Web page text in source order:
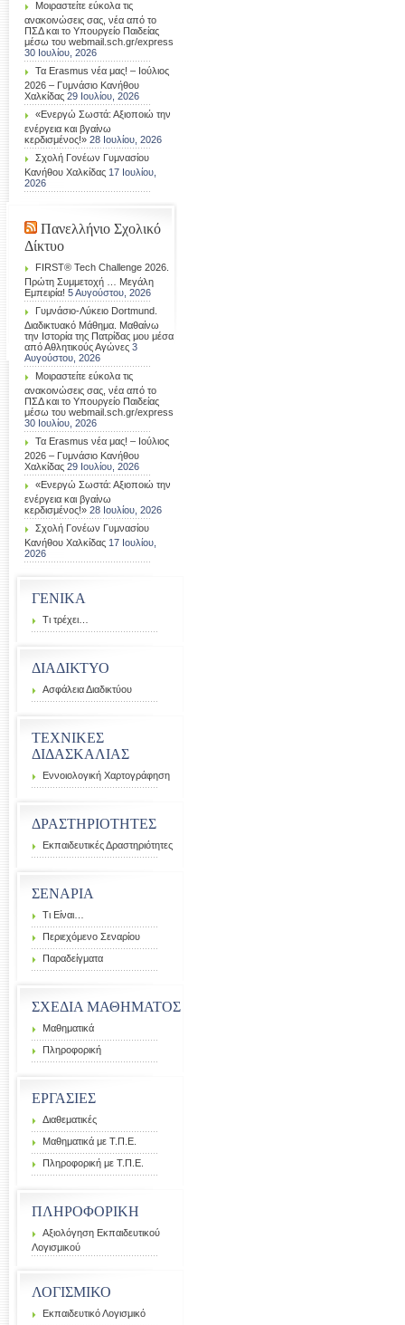
ΓΕΝΙΚΑ
Τι τρέχει…
ΔΙΑΔΙΚΤΥΟ
Ασφάλεια Διαδικτύου
ΤΕΧΝΙΚΕΣ
ΔΙΔΑΣΚΑΛΙΑΣ
Εννοιολογική Χαρτογράφηση
ΔΡΑΣΤΗΡΙΟΤΗΤΕΣ
Εκπαιδευτικές Δραστηριότητες
ΣΕΝΑΡΙΑ
Τι Είναι…
Περιεχόμενο Σεναρίου
Παραδείγματα
ΣΧΕΔΙΑ ΜΑΘΗΜΑΤΟΣ
Μαθηματικά
Πληροφορική
ΕΡΓΑΣΙΕΣ
Διαθεματικές
Μαθηματικά με Τ.Π.Ε.
Πληροφορική με Τ.Π.Ε.
ΠΛΗΡΟΦΟΡΙΚΗ
Αξιολόγηση Εκπαιδευτικού
Λογισμικού
ΛΟΓΙΣΜΙΚΟ
Εκπαιδευτικό Λογισμικό
Μοιραστείτε εύκολα τις
ανακοινώσεις σας, νέα από το
ΠΣΔ και το Υπουργείο Παιδείας
μέσω του webmail.sch.gr/express
30 Ιουλίου, 2026
Τα Erasmus νέα μας! – Ιούλιος
2026 – Γυμνάσιο Κανήθου
Χαλκίδας 29 Ιουλίου, 2026
«Ενεργώ Σωστά: Αξιοποιώ την
ενέργεια και βγαίνω
κερδισμένος!» 28 Ιουλίου, 2026
Σχολή Γονέων Γυμνασίου
Κανήθου Χαλκίδας 17 Ιουλίου,
2026
Πανελλήνιο Σχολικό
Δίκτυο
FIRST® Tech Challenge 2026.
Πρώτη Συμμετοχή … Μεγάλη
Εμπειρία! 5 Αυγούστου, 2026
Γυμνάσιο-Λύκειο Dortmund.
Διαδικτυακό Μάθημα. Μαθαίνω
την Ιστορία της Πατρίδας μου μέσα
από Αθλητικούς Αγώνες 3
Αυγούστου, 2026
Μοιραστείτε εύκολα τις
ανακοινώσεις σας, νέα από το
ΠΣΔ και το Υπουργείο Παιδείας
μέσω του webmail.sch.gr/express
30 Ιουλίου, 2026
Τα Erasmus νέα μας! – Ιούλιος
2026 – Γυμνάσιο Κανήθου
Χαλκίδας 29 Ιουλίου, 2026
«Ενεργώ Σωστά: Αξιοποιώ την
ενέργεια και βγαίνω
κερδισμένος!» 28 Ιουλίου, 2026
Σχολή Γονέων Γυμνασίου
Κανήθου Χαλκίδας 17 Ιουλίου,
2026